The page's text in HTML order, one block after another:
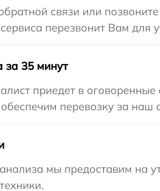
связи или
перезвонит Вам для
за 35 минут
приедет в
перевозку за наш
мы предоставим на